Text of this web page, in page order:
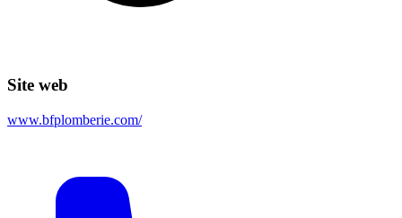
Site web
www.bfplomberie.com/